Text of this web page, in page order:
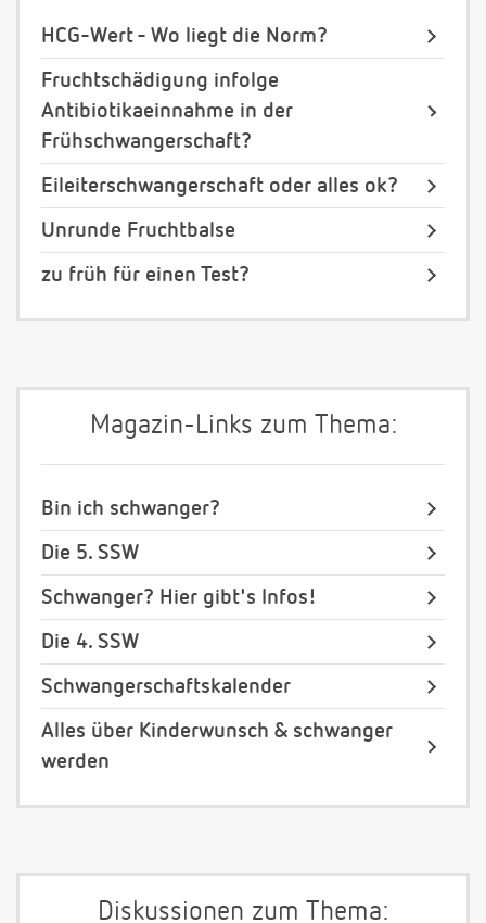
HCG-Wert - Wo liegt die Norm?
Fruchtschädigung infolge
Antibiotikaeinnahme in der
Frühschwangerschaft?
Eileiterschwangerschaft oder alles ok?
Unrunde Fruchtbalse
zu früh für einen Test?
Magazin-Links zum Thema:
Bin ich schwanger?
Die 5. SSW
Schwanger? Hier gibt's Infos!
Die 4. SSW
Schwangerschaftskalender
Alles über Kinderwunsch & schwanger
werden
Diskussionen zum Thema: